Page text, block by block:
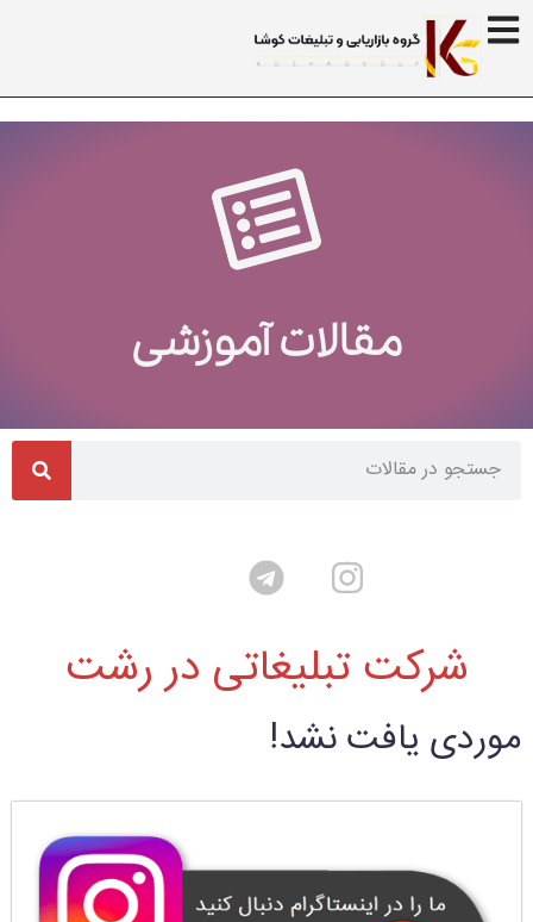
مقالات آموزشی
شرکت تبلیغاتی در رشت
موردی یافت نشد!